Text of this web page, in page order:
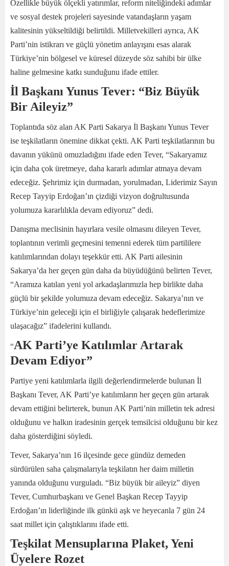
Özellikle büyük ölçekli yatırımlar, reform niteliğindeki adımlar
ve sosyal destek projeleri sayesinde vatandaşların yaşam
kalitesinin yükseltildiği belirtildi. Milletvekilleri ayrıca, AK
Parti’nin istikrarı ve güçlü yönetim anlayışını esas alarak
Türkiye’nin bölgesel ve küresel düzeyde söz sahibi bir ülke
haline gelmesine katkı sunduğunu ifade ettiler.
İl Başkanı Yunus Tever: “Biz Büyük
Bir Aileyiz”
Toplantıda söz alan AK Parti Sakarya İl Başkanı Yunus Tever
ise teşkilatların önemine dikkat çekti. AK Parti teşkilatlarının bu
davanın yükünü omuzladığını ifade eden Tever, “Sakaryamız
için daha çok üretmeye, daha kararlı adımlar atmaya devam
edeceğiz. Şehrimiz için durmadan, yorulmadan, Liderimiz Sayın
Recep Tayyip Erdoğan’ın çizdiği vizyon doğrultusunda
yolumuza kararlılıkla devam ediyoruz” dedi.
Danışma meclisinin hayırlara vesile olmasını dileyen Tever,
toplantının verimli geçmesini temenni ederek tüm partililere
katılımlarından dolayı teşekkür etti. AK Parti ailesinin
Sakarya’da her geçen gün daha da büyüdüğünü belirten Tever,
“Aramıza katılan yeni yol arkadaşlarımızla hep birlikte daha
güçlü bir şekilde yolumuza devam edeceğiz. Sakarya’nın ve
Türkiye’nin geleceği için el birliğiyle çalışarak hedeflerimize
ulaşacağız” ifadelerini kullandı.
“AK Parti’ye Katılımlar Artarak
Devam Ediyor”
Partiye yeni katılımlarla ilgili değerlendirmelerde bulunan İl
Başkanı Tever, AK Parti’ye katılımların her geçen gün artarak
devam ettiğini belirterek, bunun AK Parti’nin milletin tek adresi
olduğunu ve halkın iradesinin gerçek temsilcisi olduğunu bir kez
daha gösterdiğini söyledi.
Tever, Sakarya’nın 16 ilçesinde gece gündüz demeden
sürdürülen saha çalışmalarıyla teşkilatın her daim milletin
yanında olduğunu vurguladı. “Biz büyük bir aileyiz” diyen
Tever, Cumhurbaşkanı ve Genel Başkan Recep Tayyip
Erdoğan’ın liderliğinde ilk günkü aşk ve heyecanla 7 gün 24
saat millet için çalıştıklarını ifade etti.
Teşkilat Mensuplarına Plaket, Yeni
Üyelere Rozet